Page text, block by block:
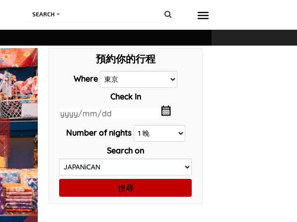
SEARCH
預約你的行程
Where
Check In
Number of nights
Search on
搜尋